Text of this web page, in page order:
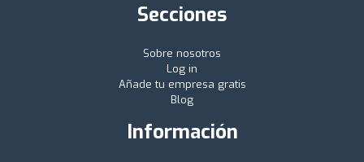
Secciones
Sobre nosotros
Log in
Añade tu empresa gratis
Blog
Información